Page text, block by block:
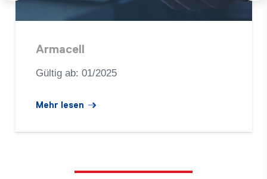
Armacell
Gül­tig ab: 01/2025
Mehr lesen